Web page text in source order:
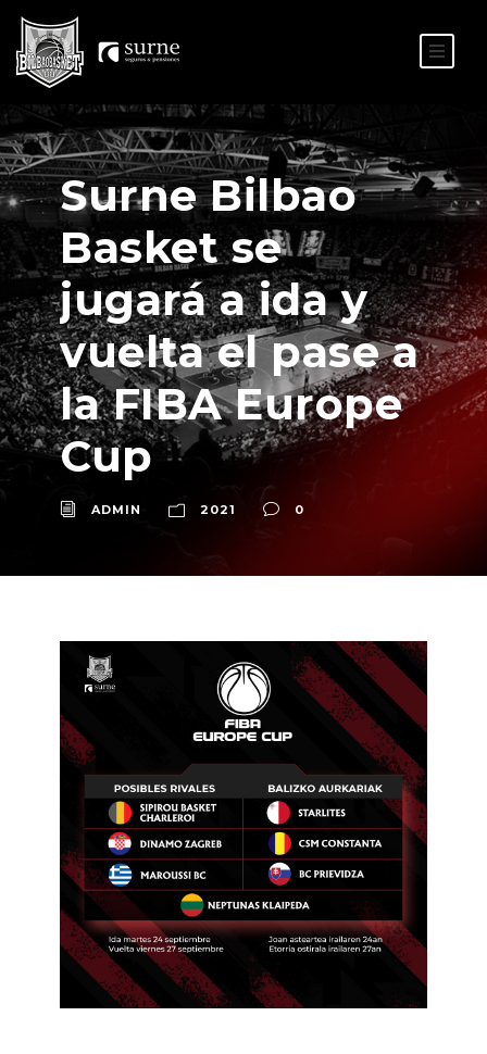
Surne Bilbao
Basket se
jugará a ida y
vuelta el pase a
la FIBA Europe
Cup
ADMIN 2021 0